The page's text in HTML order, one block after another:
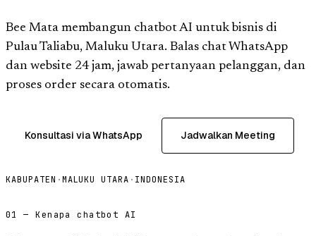
Bee Mata membangun chatbot AI untuk bisnis di
Pulau Taliabu, Maluku Utara. Balas chat WhatsApp
dan website 24 jam, jawab pertanyaan pelanggan, dan
proses order secara otomatis.
Konsultasi via WhatsApp Jadwalkan Meeting
KABUPATEN ·MALUKU UTARA · INDONESIA
01 — Kenapa chatbot AI